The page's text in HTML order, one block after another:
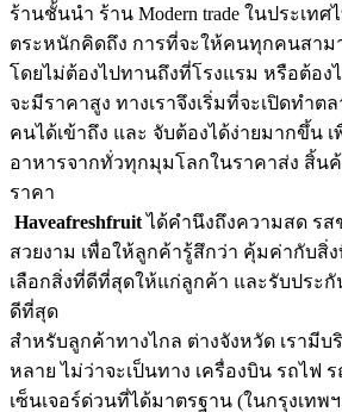
ร้านชั้นนำ ร้าน Modern trade ในประเท
ตระหนักคิดถึง การที่จะให้คนทุกคนสาม
โดยไม่ต้องไปทานถึงที่โรงแรม หรือต้อง
จะมีราคาสูง ทางเราจึงเริ่มที่จะเปิดทำต
คนได้เข้าถึง และ จับต้องได้ง่ายมากขึ้น
อาหารจากทั่วทุกมุมโลกในราคาส่ง สิ้น
ราคา
Haveafreshfruitได้คำนึงถึงความสด รส
สวยงาม เพื่อให้ลูกค้ารู้สึกว่า คุ้มค่ากับสิ่ง
เลือกสิ่งที่ดีที่สุดให้แก่ลูกค้า และรับประ
ดีที่สุด
สำหรับลูกค้าทางไกล ต่างจังหวัด เรามีบ
หลาย ไม่ว่าจะเป็นทาง เครื่องบิน รถไฟ
เซ็นเจอร์ด่วนที่ได้มาตรฐาน (ในกรุงเทพ